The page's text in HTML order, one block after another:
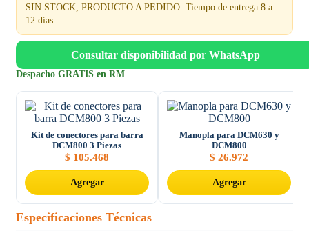
SIN STOCK, PRODUCTO A PEDIDO. Tiempo de entrega 8 a
12 días
Consultar disponibilidad por WhatsApp
Despacho GRATIS en RM
Kit de conectores para barra
DCM800 3 Piezas
$ 105.468
Agregar
Manopla para DCM630 y
DCM800
$ 26.972
Agregar
Especificaciones Técnicas